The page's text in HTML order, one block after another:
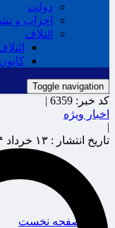
دولت
احزاب و
ائتلاف
Toggle navigation
صفحه نخست
کد خبر: 6359 |
اخبار ویژه
|
تاریخ انتشار : ۱۳ خرداد ۱۴۰۴ - ۱۰:۰۶ |